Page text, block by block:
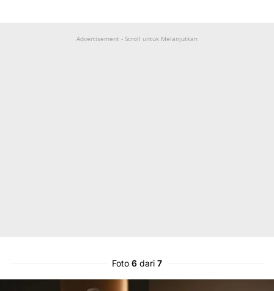
Advertisement - Scroll untuk Melanjutkan
Foto 6 dari 7